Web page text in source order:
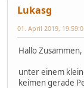
Lukasg
01. April 2019,
Hallo Zusammen,
unter einem
keimen gerade